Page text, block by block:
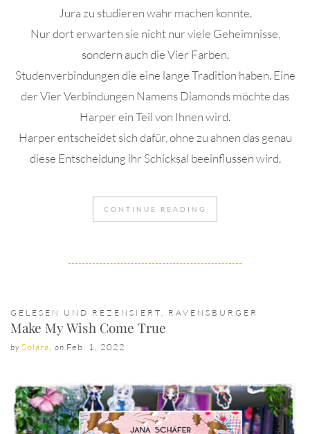
Jura zu studieren wahr machen konnte.
Nur dort erwarten sie nicht nur viele Geheimnisse,
sondern auch die Vier Farben.
Studenverbindungen die eine lange Tradition haben. Eine
der Vier Verbindungen Namens Diamonds möchte das
Harper ein Teil von Ihnen wird.
Harper entscheidet sich dafür, ohne zu ahnen das genau
diese Entscheidung ihr Schicksal beeinflussen wird.
CONTINUE READING
GELESEN UND REZENSIERT, RAVENSBURGER
Make My Wish Come True
by Solara on Feb. 1, 2022